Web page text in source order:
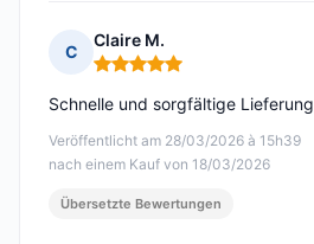
C
Claire M.
Hinweis: 5 von 5
Veröffentlicht am 28/03/2026 à 15h39
nach einem Kauf von 18/03/2026
Schnelle und sorgfältige Lieferung
Übersetzte Bewertungen